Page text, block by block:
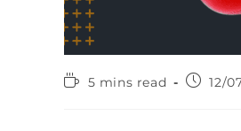
5 mins read 12/